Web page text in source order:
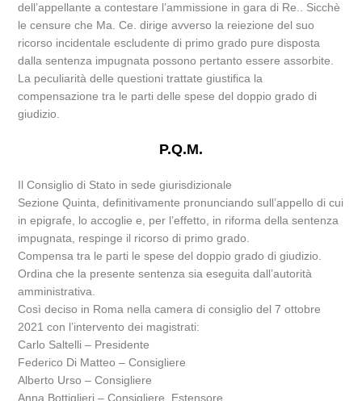
dell’appellante a contestare l’ammissione in gara di Re.. Sicchè
le censure che Ma. Ce. dirige avverso la reiezione del suo
ricorso incidentale escludente di primo grado pure disposta
dalla sentenza impugnata possono pertanto essere assorbite.
La peculiarità delle questioni trattate giustifica la
compensazione tra le parti delle spese del doppio grado di
giudizio.
P.Q.M.
Il Consiglio di Stato in sede giurisdizionale
Sezione Quinta, definitivamente pronunciando sull’appello di cui
in epigrafe, lo accoglie e, per l’effetto, in riforma della sentenza
impugnata, respinge il ricorso di primo grado.
Compensa tra le parti le spese del doppio grado di giudizio.
Ordina che la presente sentenza sia eseguita dall’autorità
amministrativa.
Così deciso in Roma nella camera di consiglio del 7 ottobre
2021 con l’intervento dei magistrati:
Carlo Saltelli – Presidente
Federico Di Matteo – Consigliere
Alberto Urso – Consigliere
Anna Bottiglieri – Consigliere, Estensore